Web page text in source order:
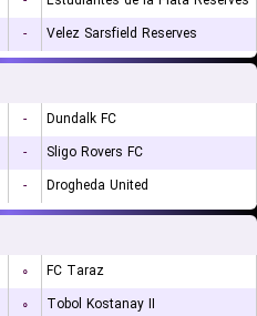
- Velez Sarsfield Reserves
-
Dundalk FC
-
Sligo Rovers FC
- Drogheda United
۰
FC Taraz
۰
Tobol Kostanay II